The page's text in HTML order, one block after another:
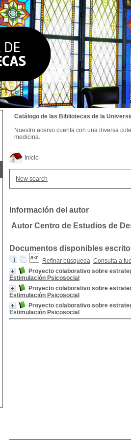
Inicio
New search
Información del autor
Autor Centro de Estudios de
Documentos disponibles
Refinar búsqueda Consulta a
Proyecto colaborativo sobre
Estimulación Psicosocial
Proyecto colaborativo sobre
Estimulación Psicosocial
Proyecto colaborativo sobre
Estimulación Psicosocial
Catálogo de las Bibliotecas de la
Nuestro acervo cuenta con una diversa
medicina.